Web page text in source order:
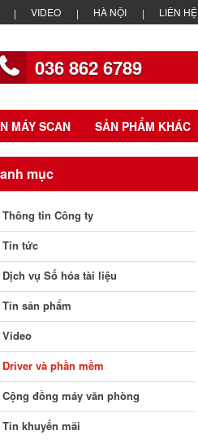
VIDEO HÀ NỘI LIÊN HỆ
036 862 6789
MÁY SCAN SẢN PHẨM KHÁC
mục
Thông tin Công ty
Tin tức
Dịch vụ Số hóa tài liệu
Tin sản phẩm
Video
Driver và phần mềm
Cộng đồng máy văn phòng
Tin khuyến mãi